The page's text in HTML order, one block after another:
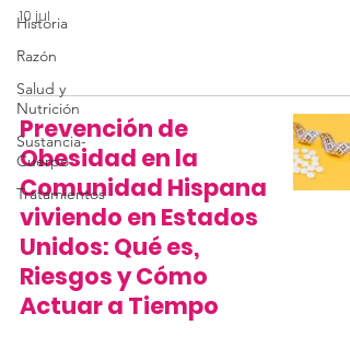
Historia
Razón
Salud y
Nutrición
Sustancia-
Cuerpo
Tratamientos
10 jul
Prevención de
Obesidad en la
Comunidad Hispana
viviendo en Estados
Unidos: Qué es,
Riesgos y Cómo
Actuar a Tiempo